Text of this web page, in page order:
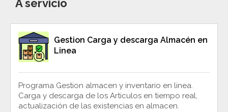
A servicio
Gestion Carga y descarga Almacén en
Linea
Programa Gestion almacen y inventario en linea.
Carga y descarga de los Articulos en tiempo real,
actualización de las existencias en almacen.